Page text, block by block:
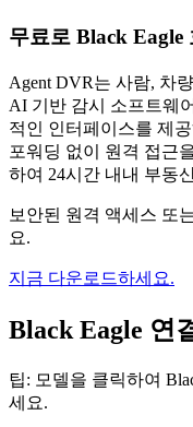
무료로 Black Eagle
Agent DVR는 사람, 차
AI 기반 감시 소프트웨
적인 인터페이스를 제
포워딩 없이 원격 접근
하여 24시간 내내 부동
보안된 원격 액세스 또
요.
지금 다운로드하세요.
Black Eagle 연
팁: 모델을 클릭하여
세요.